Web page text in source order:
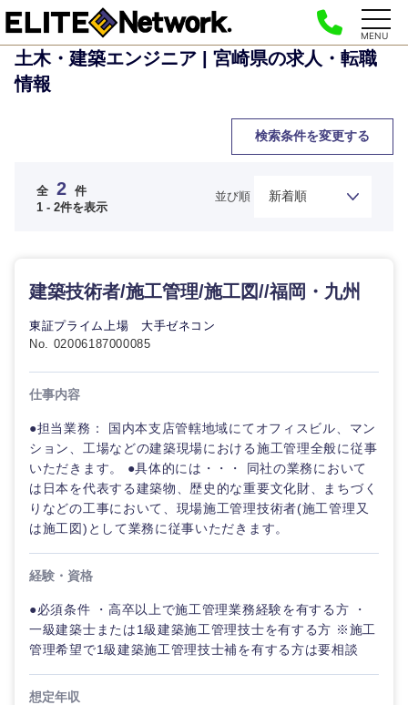
MENU
土木・建築エンジニア | 宮崎県の求人・転職
情報
検索条件を変更する
ご希望の職種を選択してください
画・事業
ド
SCM
人事
マーケテ
ィング
営業
すべての経営企画・事業企
新規事業企画・立上げ
M&A・事業投資
経営企画
政策渉外
その他企画業務
ご希望の職種を選択してください
経営ボード
人事
マーケティング
クリエイティブ
ご希望の業界を選択してください
エネルギー・資源・環境
電気・電子・半導体
素材・化学・金属
メディカル・ヘルスケア・ライフサイエンス
金融
ご希望の勤務地を選択してください
北海道
秋田県 岩手県
宮城県 山形県
福島県
茨城県 栃木県
群馬県
ご希望条件を入力ください
希望年収
フリーワード
こだわり条件を入力ください
急募 第二新卒
上場企業
スタートアップ企
全 2 件
1 - 2件を表示
並び順
建築技術者/施工管理/施工図//福岡・九州
東証プライム上場 大手ゼネコン
No. 02006187000085
仕事内容
●担当業務： 国内本支店管轄地域にてオフィスビル、マン
ション、工場などの建築現場における施工管理全般に従事
いただきます。 ●具体的には・・・ 同社の業務において
は日本を代表する建築物、歴史的な重要文化財、まちづく
りなどの工事において、現場施工管理技術者(施工管理又
は施工図)として業務に従事いただきます。
経験・資格
●必須条件 ・高卒以上で施工管理業務経験を有する方 ・
一級建築士または1級建築施工管理技士を有する方 ※施工
管理希望で1級建築施工管理技士補を有する方は要相談
想定年収